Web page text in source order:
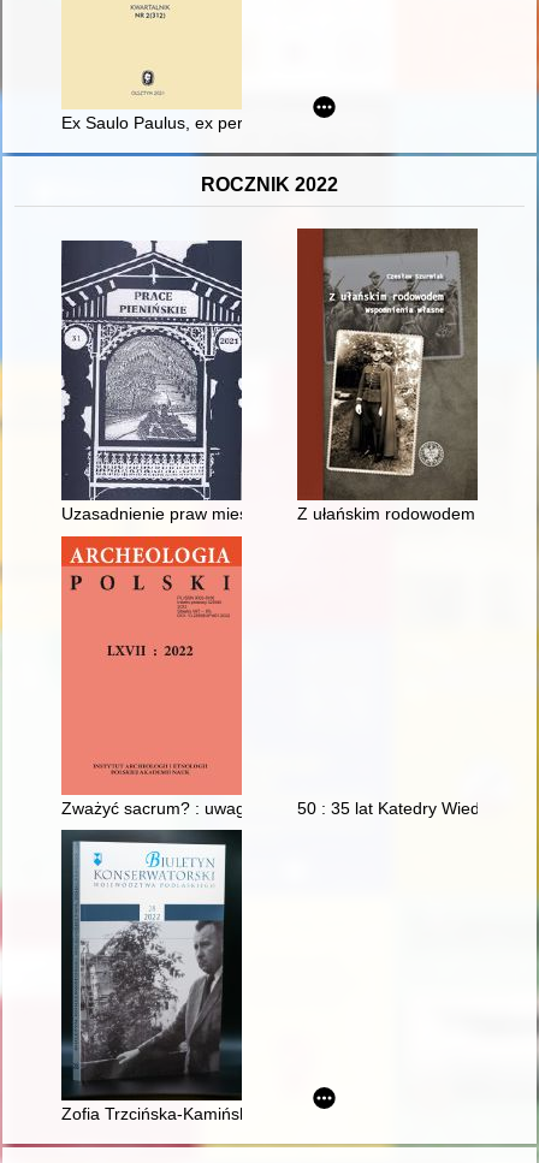
Ex Saulo Paulus, ex persecutore apostolus?" : duchowa
ROCZNIK 2022
Uzasadnienie praw mieszkańców Jurgowa, Rzepisk i Czarnej
Z ułańskim rodowodem :
Zważyć sacrum? : uwagi nad metodami badań
50 : 35 lat Katedry Wiedzy
Zofia Trzcińska-Kamińska (1890-1977) : życie i twórczość